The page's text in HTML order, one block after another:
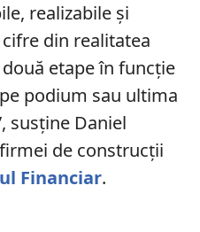
realizabile şi
din realitatea
etape în funcţie
podium sau ultima
susține Daniel
de construcţii
Financiar.